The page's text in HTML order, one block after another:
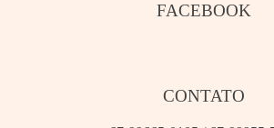
FACEBOOK
CONTATO